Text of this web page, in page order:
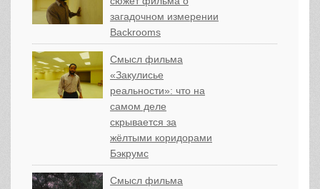
загадочном измерении
Backrooms
Смысл фильма
«Закулисье
реальности»: что на
самом деле
скрывается за
жёлтыми коридорами
Бэкрумс
Смысл фильма